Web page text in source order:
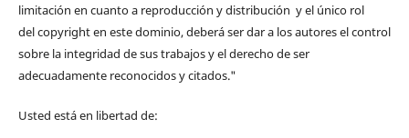
limitación en cuanto a reproducción y distribución y el único rol
del copyright en este dominio, deberá ser dar a los autores el control
sobre la integridad de sus trabajos y el derecho de ser
adecuadamente reconocidos y citados."
Usted está en libertad de: